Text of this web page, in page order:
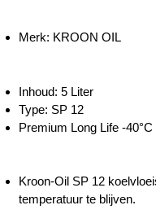
Merk: KROON OIL
Inhoud: 5 Liter
Type: SP 12
Premium Long Life -40°C
Kroon-Oil SP 12
temperatuur te blijven.